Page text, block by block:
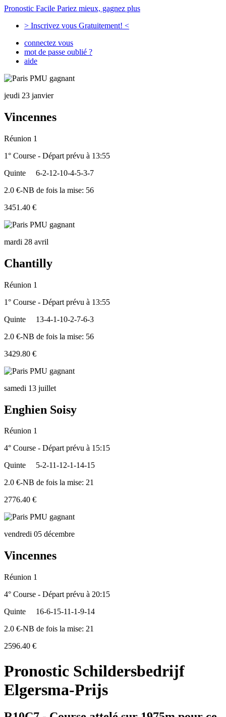
Pronostic Facile Pariez mieux, gagnez plus
> Inscrivez vous Gratuitement! <
connectez vous
mot de passe oublié ?
aide
jeudi 23 janvier
Vincennes
Réunion 1
1° Course - Départ prévu à 13:55
Quinte
6-2-12-10-4-5-3-7
2.0 €-NB de fois la mise: 56
3451.40 €
mardi 28 avril
Chantilly
Réunion 1
1° Course - Départ prévu à 13:55
Quinte
13-4-1-10-2-7-6-3
2.0 €-NB de fois la mise: 56
3429.80 €
samedi 13 juillet
Enghien Soisy
Réunion 1
4° Course - Départ prévu à 15:15
Quinte
5-2-11-12-1-14-15
2.0 €-NB de fois la mise: 21
2776.40 €
vendredi 05 décembre
Vincennes
Réunion 1
4° Course - Départ prévu à 20:15
Quinte
16-6-15-11-1-9-14
2.0 €-NB de fois la mise: 21
2596.40 €
Pronostic Schildersbedrijf
Elgersma-Prijs